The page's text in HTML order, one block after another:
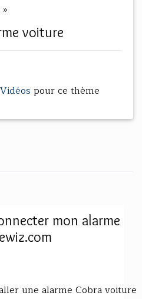
»
voiture
pour ce thème
mon alarme
une alarme Cobra voiture